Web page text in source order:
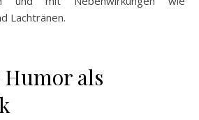
Lachtränen.
als